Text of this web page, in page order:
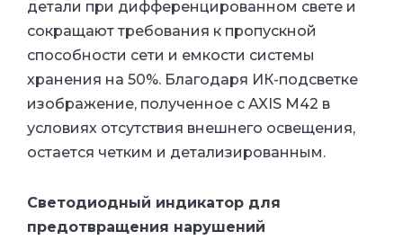
детали при дифференцированном свете и
сокращают требования к пропускной
способности сети и емкости системы
хранения на 50%. Благодаря ИК-подсветке
изображение, полученное с AXIS M42 в
условиях отсутствия внешнего освещения,
остается четким и детализированным.
Светодиодный индикатор для
предотвращения нарушений